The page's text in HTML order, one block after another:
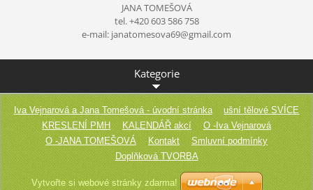
JANA TOMEŠOVÁ
tel. +420 603 586 758
e-mail: janatomesova69@gmail.com
Kategorie
Iva Vejnarová a Jana Tomešová - úvodní stránka
ušní tělové SVÍCE
KRESLENÍ PMH
KALENDÁŘ akcí
O -Iva Vejnarová
O -JANA TOMEŠOVÁ
Kontakt
Smluvní podmínky
Doplňková TVORBA
Vytvořte si webové stránky zdarma!